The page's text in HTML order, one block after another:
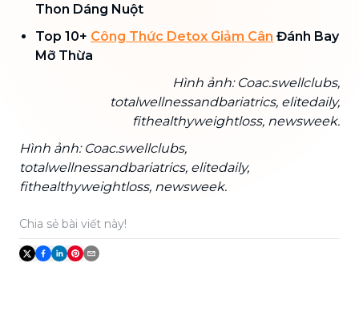
Thon Dáng Nuột
Top 10+ Công Thức Detox Giảm Cân Đánh Bay
Mỡ Thừa
Hình ảnh: Coac.swellclubs,
totalwellnessandbariatrics, elitedaily,
fithealthyweightloss, newsweek.
Hình ảnh: Coac.swellclubs,
totalwellnessandbariatrics, elitedaily,
fithealthyweightloss, newsweek.
Chia sẻ bài viết này!